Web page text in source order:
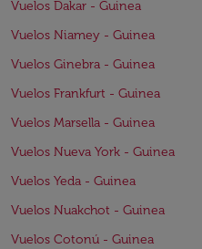
Vuelos Dakar - Guinea
Vuelos Niamey - Guinea
Vuelos Ginebra - Guinea
Vuelos Frankfurt - Guinea
Vuelos Marsella - Guinea
Vuelos Nueva York - Guinea
Vuelos Yeda - Guinea
Vuelos Nuakchot - Guinea
Vuelos Cotonú - Guinea